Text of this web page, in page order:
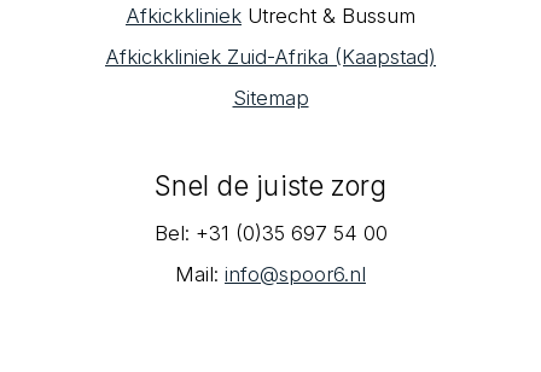
Afkickkliniek Utrecht & Bussum
Afkickkliniek Zuid-Afrika (Kaapstad)
Sitemap
Snel de juiste zorg
Bel: +31 (0)35 697 54 00
Mail: info@spoor6.nl‎